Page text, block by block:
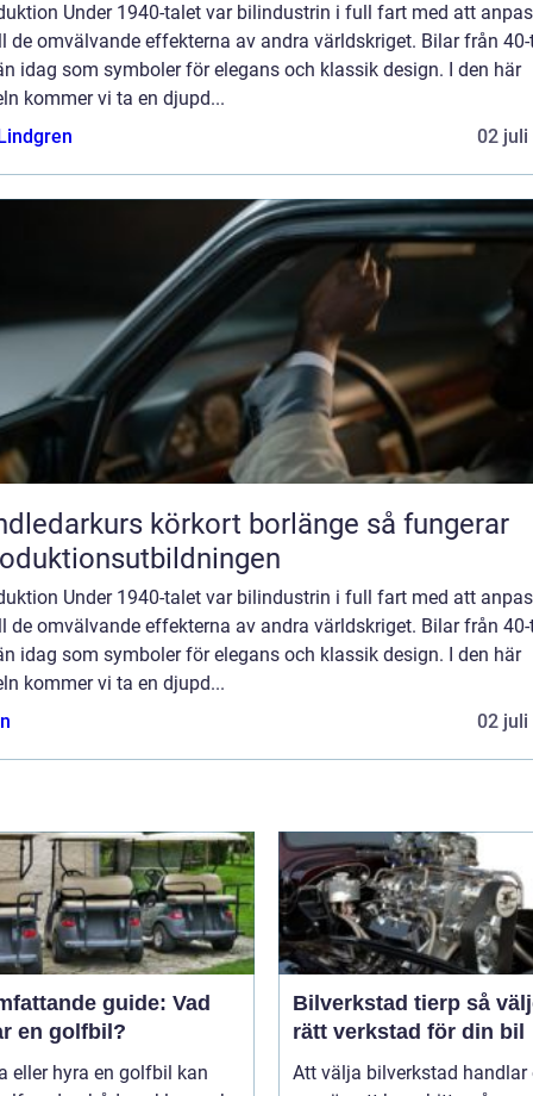
Under 1940-talet var bilindustrin i full fart med att
de omvälvande effekterna av andra världskriget. Bilar från
idag som symboler för elegans och klassik design. I den här
kommer vi ta en djupd...
02 juli
körkort borlänge så fungerar
Under 1940-talet var bilindustrin i full fart med att
de omvälvande effekterna av andra världskriget. Bilar från
idag som symboler för elegans och klassik design. I den här
kommer vi ta en djupd...
02 juli
guide: Vad
en golfbil?
eller hyra en golfbil kan
Bilverkstad tierp så väljer du
rätt verkstad för din bil
Att välja bilverkstad handlar